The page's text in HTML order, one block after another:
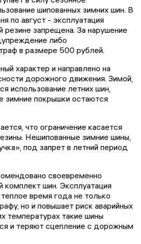
шипованных зимних шин. В
по август - эксплуатация
резине запрещена. За нарушение
либо
в размере 500 рублей.
характер и направлено на
дорожного движения. Зимой,
использование летних шин,
зимние покрышки остаются
что ограничение касается
Нешипованные зимние шины,
под запрет в летний период
своевременно
комплект шин. Эксплуатация
время года не только
но и повышает риск аварийных
температурах такие шины
и теряют сцепление с дорожным